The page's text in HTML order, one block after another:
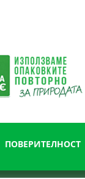
ПОВЕРИТЕЛНОСТ